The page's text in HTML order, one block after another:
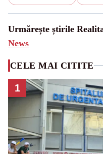
Urmărește știrile
News
CELE MAI CITITE
1